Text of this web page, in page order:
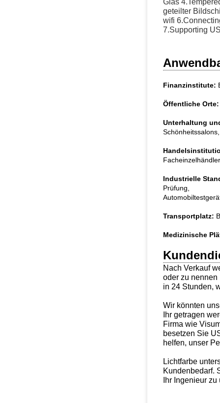
Glas
geteilter
wifi
7.Supporting
Finanzinstitute:
Öffentliche Orte:
Unterhaltung
Industrielle
Prüfung,
Transportplatz:
Medizinische
Nach Verkauf
oder zu nennen
in 24 Stunden,
Wir könnten
Ihr getragen
Firma wie
besetzen Sie
helfen, unser
Lichtfarbe
Kundenbedarf.
Ihr Ingenieur